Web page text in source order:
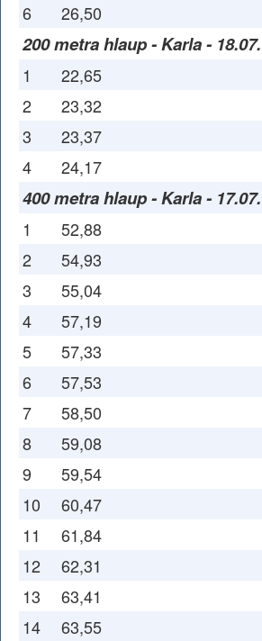
6
26,50
200 metra hlaup - Karla -
1 22,65
2
23,32
3
23,37
4
24,17
400 metra hlaup - Karla -
1
52,88
2
54,93
3
55,04
4
57,19
5
57,33
6
57,53
7
58,50
8
59,08
9
59,54
10
60,47
11
61,84
12
62,31
13
63,41
14
63,55